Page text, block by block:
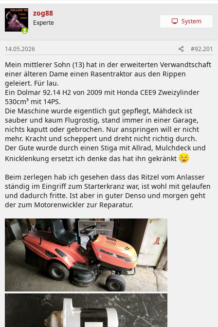
zog88
Experte System
14.05.2026 #92.201
Mein mittlerer Sohn (13) hat in der erweiterten Verwandtschaft
einer älteren Dame einen Rasentraktor aus den Rippen
geleiert. Für lau.
Ein Dolmar 92.14 H2 von 2009 mit Honda CEE9 Zweizylinder
530cm³ mit 14PS.
Die Maschine wurde eigentlich gut gepflegt, Mähdeck ist
sauber und kaum Flugrostig, stand immer in einer Garage,
nichts kaputt oder gebrochen. Nur anspringen will er nicht
mehr. Kracht und scheppert und dreht nicht richtig durch.
Der Gute wurde durch einen Stiga mit Allrad, Mulchdeck und
Knicklenkung ersetzt ich denke das hat ihn gekränkt
Beim zerlegen hab ich gesehen dass das Ritzel vom Anlasser
ständig im Eingriff zum Starterkranz war, ist wohl mit gelaufen
und dadurch fritte. Ist aber in guter Denso und morgen geht
der zum Motorenwickler zur Reparatur.